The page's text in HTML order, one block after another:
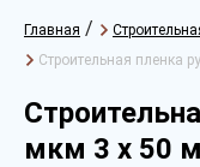
Главная /
Строительная пленка
мкм 3 х 50 м